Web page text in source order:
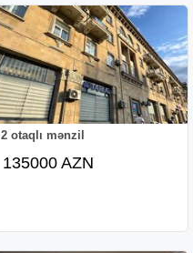
2 otaqlı mənzil
135000 AZN